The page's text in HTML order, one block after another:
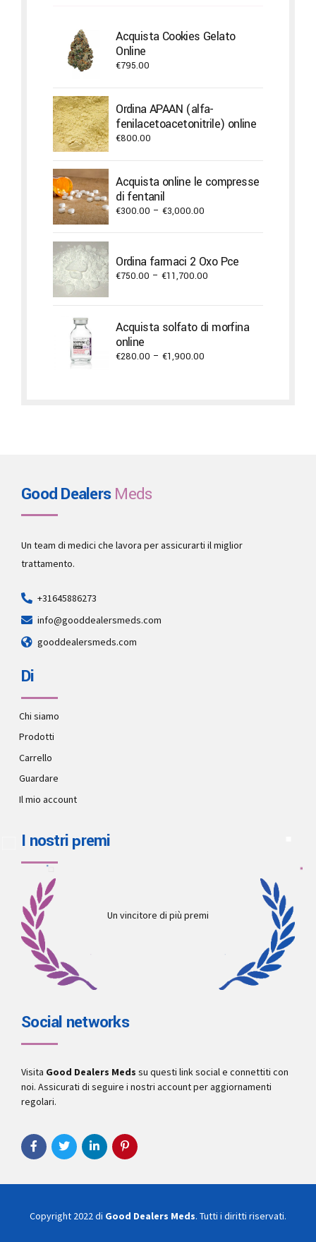
Acquista Cookies Gelato
Online
€795.00
Ordina APAAN (alfa-
fenilacetoacetonitrile) online
€800.00
Acquista online le compresse
di fentanil
€300.00 – €3,000.00
through
€3,000.00
Ordina farmaci 2 Oxo Pce
€750.00 – €11,700.00
through
€11,700.00
Acquista solfato di morfina
online
€280.00 – €1,900.00
Good DealersMeds
Un team di medici che lavora per assicurarti il miglior
trattamento.
+31645886273
info@gooddealersmeds.com
gooddealersmeds.com
Di
Chi siamo
Prodotti
Carrello
Guardare
Il mio account
I nostri premi
Un vincitore di più premi
Social networks
Visita Good Dealers Meds su questi link social e connettiti con
noi. Assicurati di seguire i nostri account per aggiornamenti
regolari.
Copyright 2022 di Good Dealers Meds. Tutti i diritti riservati.